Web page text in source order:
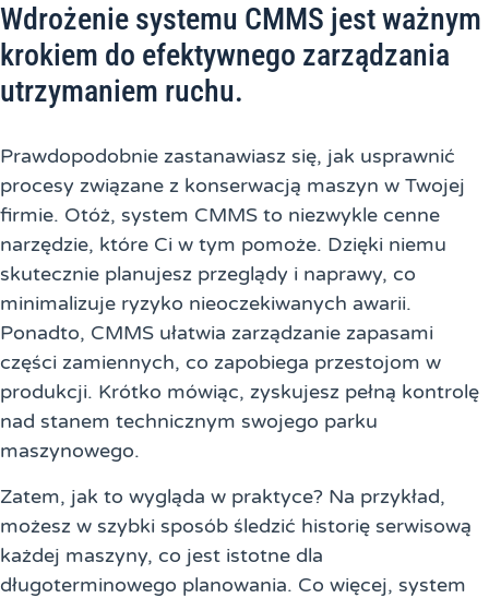
Wdrożenie systemu CMMS jest ważnym
krokiem do efektywnego zarządzania
utrzymaniem ruchu.
Prawdopodobnie zastanawiasz się, jak usprawnić
procesy związane z konserwacją maszyn w Twojej
firmie. Otóż, system CMMS to niezwykle cenne
narzędzie, które Ci w tym pomoże. Dzięki niemu
skutecznie planujesz przeglądy i naprawy, co
minimalizuje ryzyko nieoczekiwanych awarii.
Ponadto, CMMS ułatwia zarządzanie zapasami
części zamiennych, co zapobiega przestojom w
produkcji. Krótko mówiąc, zyskujesz pełną kontrolę
nad stanem technicznym swojego parku
maszynowego.
Zatem, jak to wygląda w praktyce? Na przykład,
możesz w szybki sposób śledzić historię serwisową
każdej maszyny, co jest istotne dla
długoterminowego planowania. Co więcej, system